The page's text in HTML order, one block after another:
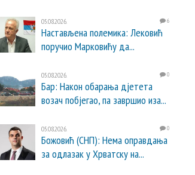
05.08.2026. 6
Настављена полемика: Лековић
поручио Марковићу да...
05.08.2026. 0
Бар: Након обарања дјетета
возач побјегао, па завршио иза...
05.08.2026. 0
Божовић (СНП): Нема оправдања
за одлазак у Хрватску на...